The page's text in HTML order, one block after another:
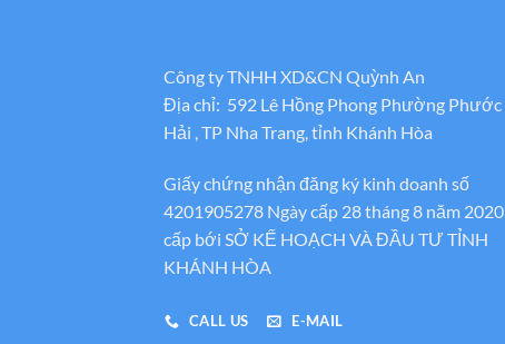
Công ty TNHH XD&CN Quỳnh An
Địa chỉ: 592 Lê Hồng Phong Phường Phước
Hải , TP Nha Trang, tỉnh Khánh Hòa
Giấy chứng nhận đăng ký kinh doanh số
4201905278 Ngày cấp 28 tháng 8 năm 2020
cấp bới SỞ KẾ HOẠCH VÀ ĐẦU TƯ TỈNH
KHÁNH HÒA
CALL US E-MAIL